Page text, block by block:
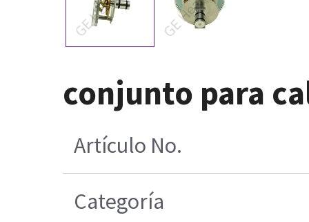
conjunto para
Artículo No.
Categoría